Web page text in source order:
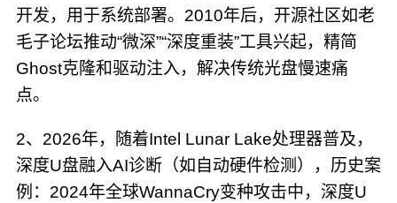
开发，用于系统部署。2010年后，开源社区如老
毛子论坛推动“微深”“深度重装”工具兴起，精简
Ghost克隆和驱动注入，解决传统光盘慢速痛
点。
2、2026年，随着Intel Lunar Lake处理器普及，
深度U盘融入AI诊断（如自动硬件检测），历史案
例：2024年全球WannaCry变种攻击中，深度U